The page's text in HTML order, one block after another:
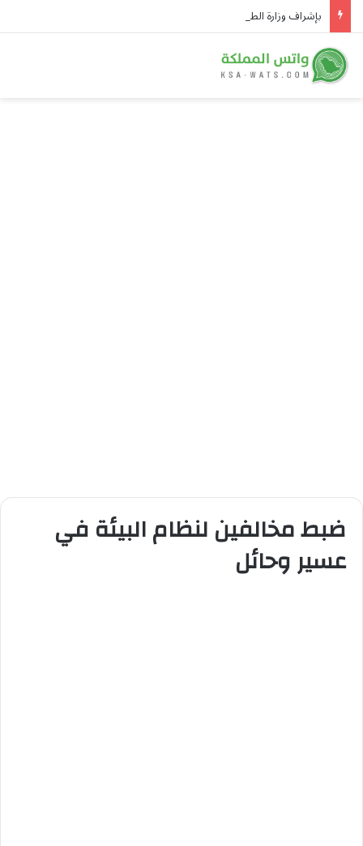
ضبط مخالفين لنظام البيئة في
عسير وحائل